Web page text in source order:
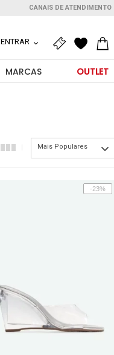
CANAIS DE ATENDIMENTO
ENTRAR
MARCAS OUTLET
Mais Populares
-23%